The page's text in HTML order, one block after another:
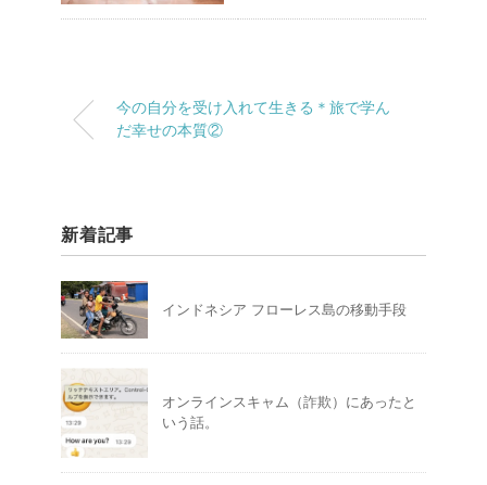
今の自分を受け入れて生きる＊旅で学ん
だ幸せの本質②
新着記事
インドネシア フローレス島の移動手段
オンラインスキャム（詐欺）にあったと
いう話。